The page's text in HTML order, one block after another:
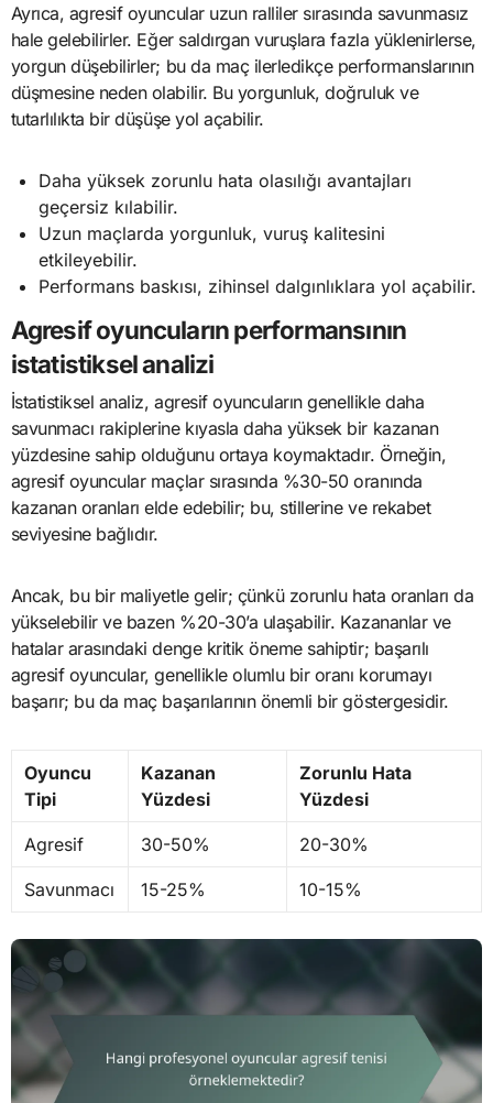
Ayrıca, agresif oyuncular uzun ralliler sırasında savunmasız
hale gelebilirler. Eğer saldırgan vuruşlara fazla yüklenirlerse,
yorgun düşebilirler; bu da maç ilerledikçe performanslarının
düşmesine neden olabilir. Bu yorgunluk, doğruluk ve
tutarlılıkta bir düşüşe yol açabilir.
Daha yüksek zorunlu hata olasılığı avantajları
geçersiz kılabilir.
Uzun maçlarda yorgunluk, vuruş kalitesini
etkileyebilir.
Performans baskısı, zihinsel dalgınlıklara yol açabilir.
Agresif oyuncuların performansının
istatistiksel analizi
İstatistiksel analiz, agresif oyuncuların genellikle daha
savunmacı rakiplerine kıyasla daha yüksek bir kazanan
yüzdesine sahip olduğunu ortaya koymaktadır. Örneğin,
agresif oyuncular maçlar sırasında %30-50 oranında
kazanan oranları elde edebilir; bu, stillerine ve rekabet
seviyesine bağlıdır.
Ancak, bu bir maliyetle gelir; çünkü zorunlu hata oranları da
yükselebilir ve bazen %20-30’a ulaşabilir. Kazananlar ve
hatalar arasındaki denge kritik öneme sahiptir; başarılı
agresif oyuncular, genellikle olumlu bir oranı korumayı
başarır; bu da maç başarılarının önemli bir göstergesidir.
Oyuncu
Tipi
Kazanan
Yüzdesi
Zorunlu Hata
Yüzdesi
Agresif 30-50% 20-30%
Savunmacı 15-25% 10-15%